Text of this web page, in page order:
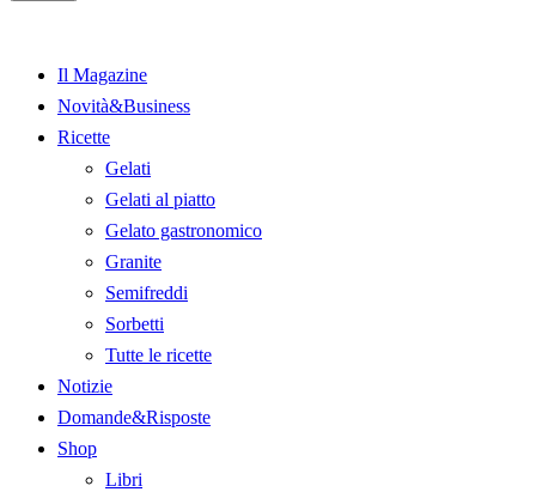
Il Magazine
Novità&Business
Ricette
Gelati
Gelati al piatto
Gelato gastronomico
Granite
Semifreddi
Sorbetti
Tutte le ricette
Notizie
Domande&Risposte
Shop
Libri